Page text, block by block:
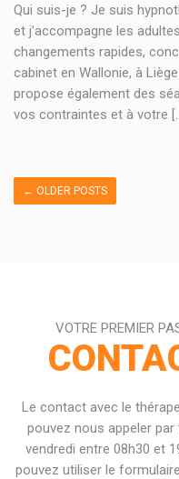
Qui suis-je ? Je suis
et j’accompagne les
changements rapides,
cabinet en Wallonie, à
propose également des
vos contraintes et à votre
← OLDER POSTS
VOTRE PREMIER
Le contact avec le
pouvez nous appeler par
vendredi entre 08h30 et
pouvez utiliser le